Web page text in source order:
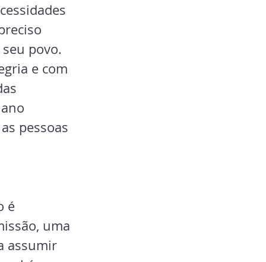
povo.
e com
pessoas
é
uma
assumir